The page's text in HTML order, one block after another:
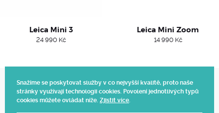
Snažíme se poskytovat služby v co nejvyšší kvalitě, proto naše
stránky využívají technologii cookies. Povolení jednotlivých typů
cookies můžete ovládat níže. Zjistit více.
Leica Mini 3
24 990 Kč
Leica Mini Zoom
14 990 Kč
Web vytvořil Polagraph
© 2025.